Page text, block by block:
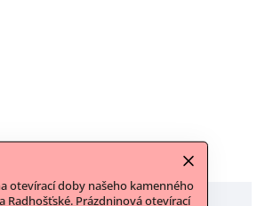
otevírací doby našeho kamenného
Radhošťské. Prázdninová otevírací